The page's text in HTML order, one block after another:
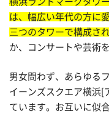
は、幅広い年代の方に
三つのタワーで構成さ
か、コンサートや芸術
男女問わず、あらゆる
イーンズスクエア横浜[
ています。お互いに似